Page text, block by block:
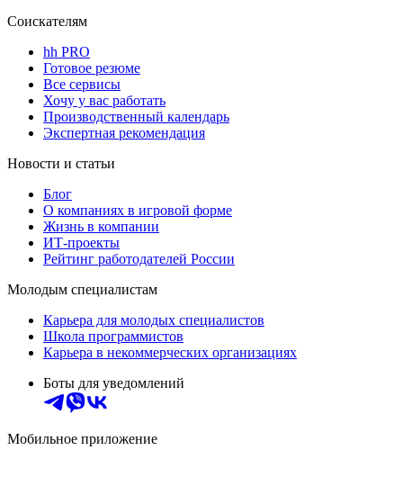
Соискателям
hh PRO
Готовое резюме
Все сервисы
Хочу у вас работать
Производственный календарь
Экспертная рекомендация
Новости и статьи
Блог
О компаниях в игровой форме
Жизнь в компании
ИТ-проекты
Рейтинг работодателей России
Молодым специалистам
Карьера для молодых специалистов
Школа программистов
Карьера в некоммерческих организациях
Боты для уведомлений
Мобильное приложение